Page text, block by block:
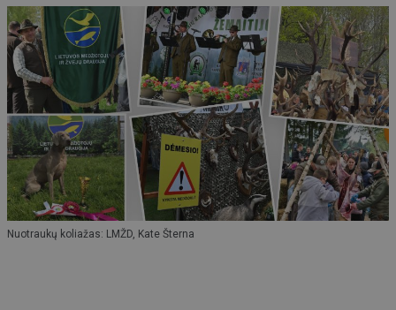
Nuotraukų koliažas: LMŽD, Kate Šterna